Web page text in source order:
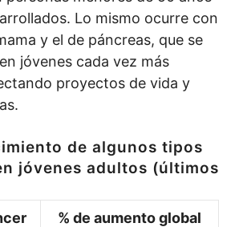
Lo mismo ocurre con
y el de páncreas, que se
jóvenes cada vez más
proyectos de vida y
de algunos tipos
jóvenes adultos (últimos
% de aumento global